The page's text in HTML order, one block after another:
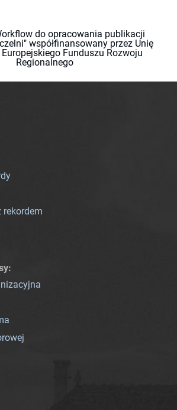
do opracowania publikacji
współfinansowany przez Unię
Funduszu Rozwoju
Regionalnego
: